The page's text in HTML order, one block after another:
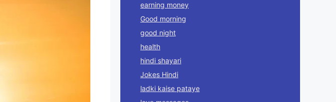
earning money
Good morning
good night
health
hindi shayari
Jokes Hindi
ladki kaise pataye